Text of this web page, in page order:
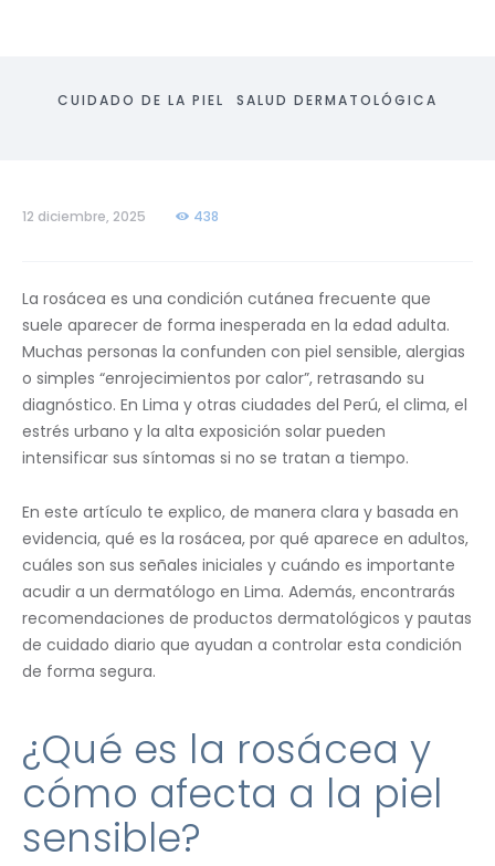
CUIDADO DE LA PIEL SALUD DERMATOLÓGICA
12 diciembre, 2025 438
La rosácea es una condición cutánea frecuente que
suele aparecer de forma inesperada en la edad adulta.
Muchas personas la confunden con piel sensible, alergias
o simples “enrojecimientos por calor”, retrasando su
diagnóstico. En Lima y otras ciudades del Perú, el clima, el
estrés urbano y la alta exposición solar pueden
intensificar sus síntomas si no se tratan a tiempo.
En este artículo te explico, de manera clara y basada en
evidencia, qué es la rosácea, por qué aparece en adultos,
cuáles son sus señales iniciales y cuándo es importante
acudir a un dermatólogo en Lima. Además, encontrarás
recomendaciones de productos dermatológicos y pautas
de cuidado diario que ayudan a controlar esta condición
de forma segura.
¿Qué es la rosácea y
cómo afecta a la piel
sensible?